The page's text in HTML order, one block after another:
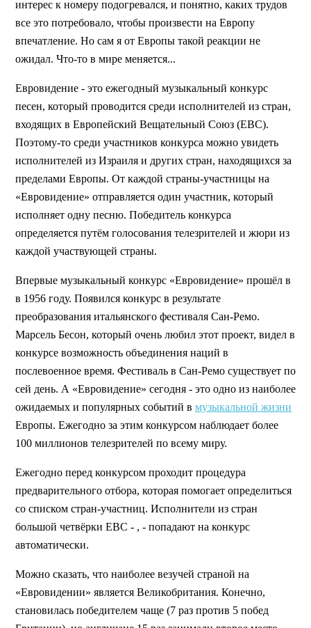
интерес к номеру подогревался, и понятно, каких трудов
все это потребовало, чтобы произвести на Европу
впечатление. Но сам я от Европы такой реакции не
ожидал. Что-то в мире меняется...
Евровидение - это ежегодный музыкальный конкурс
песен, который проводится среди исполнителей из стран,
входящих в Европейский Вещательный Союз (ЕВС).
Поэтому-то среди участников конкурса можно увидеть
исполнителей из Израиля и других стран, находящихся за
пределами Европы. От каждой страны-участницы на
«Евровидение» отправляется один участник, который
исполняет одну песню. Победитель конкурса
определяется путём голосования телезрителей и жюри из
каждой участвующей страны.
Впервые музыкальный конкурс «Евровидение» прошёл в
в 1956 году. Появился конкурс в результате
преобразования итальянского фестиваля Сан-Ремо.
Марсель Бесон, который очень любил этот проект, видел в
конкурсе возможность объединения наций в
послевоенное время. Фестиваль в Сан-Ремо существует по
сей день. А «Евровидение» сегодня - это одно из наиболее
ожидаемых и популярных событий в музыкальной жизни
Европы. Ежегодно за этим конкурсом наблюдает более
100 миллионов телезрителей по всему миру.
Ежегодно перед конкурсом проходит процедура
предварительного отбора, которая помогает определиться
со списком стран-участниц. Исполнители из стран
большой четвёрки ЕВС - , - попадают на конкурс
автоматически.
Можно сказать, что наиболее везучей страной на
«Евровидении» является Великобритания. Конечно,
становилась победителем чаще (7 раз против 5 побед